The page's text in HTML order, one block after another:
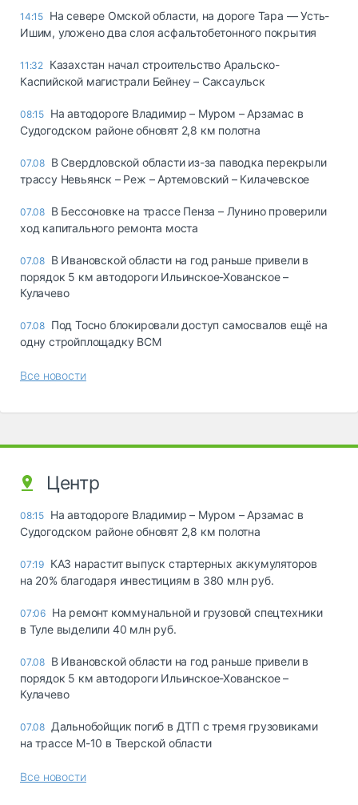
14:15 На севере Омской области, на дороге Тара — Усть-
Ишим, уложено два слоя асфальтобетонного покрытия
11:32 Казахстан начал строительство Аральско-
Каспийской магистрали Бейнеу – Саксаульск
08:15 На автодороге Владимир – Муром – Арзамас в
Судогодском районе обновят 2,8 км полотна
07.08 В Свердловской области из-за паводка перекрыли
трассу Невьянск – Реж – Артемовский – Килачевское
07.08 В Бессоновке на трассе Пенза – Лунино проверили
ход капитального ремонта моста
07.08 В Ивановской области на год раньше привели в
порядок 5 км автодороги Ильинское-Хованское –
Кулачево
07.08 Под Тосно блокировали доступ самосвалов ещё на
одну стройплощадку ВСМ
Все новости
Центр
08:15 На автодороге Владимир – Муром – Арзамас в
Судогодском районе обновят 2,8 км полотна
07:19 КАЗ нарастит выпуск стартерных аккумуляторов
на 20% благодаря инвестициям в 380 млн руб.
07:06 На ремонт коммунальной и грузовой спецтехники
в Туле выделили 40 млн руб.
07.08 В Ивановской области на год раньше привели в
порядок 5 км автодороги Ильинское-Хованское –
Кулачево
07.08 Дальнобойщик погиб в ДТП с тремя грузовиками
на трассе М-10 в Тверской области
Все новости